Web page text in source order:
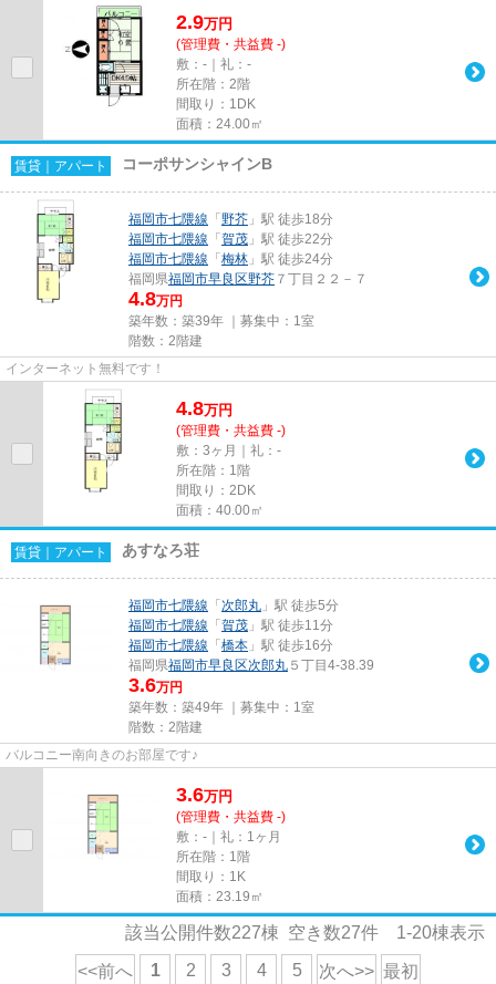
2.9万円
(管理費・共益費 -)
敷：-｜礼：-
所在階：2階
間取り：1DK
面積：24.00㎡
賃貸｜アパート コーポサンシャインB
福岡市七隈線 「 野芥 」駅 徒歩18分
福岡市七隈線 「 賀茂 」駅 徒歩22分
福岡市七隈線 「 梅林 」駅 徒歩24分
福岡県福岡市早良区野芥 ７丁目２２－７
4.8万円
築年数：築39年 ｜募集中： 1室
階数：2階建
インターネット無料です！
4.8万円
(管理費・共益費 -)
敷：3ヶ月｜礼：-
所在階：1階
間取り：2DK
面積：40.00㎡
賃貸｜アパート あすなろ荘
福岡市七隈線 「 次郎丸 」駅 徒歩5分
福岡市七隈線 「 賀茂 」駅 徒歩11分
福岡市七隈線 「 橋本 」駅 徒歩16分
福岡県福岡市早良区次郎丸 ５丁目4-38.39
3.6万円
築年数：築49年 ｜募集中： 1室
階数：2階建
バルコニー南向きのお部屋です♪
3.6万円
(管理費・共益費 -)
敷：-｜礼：1ヶ月
所在階：1階
間取り：1K
面積：23.19㎡
該当公開件数227棟 空き数27件 1-20棟表示
<<前へ 1 2 3 4 5 次へ>> 最初